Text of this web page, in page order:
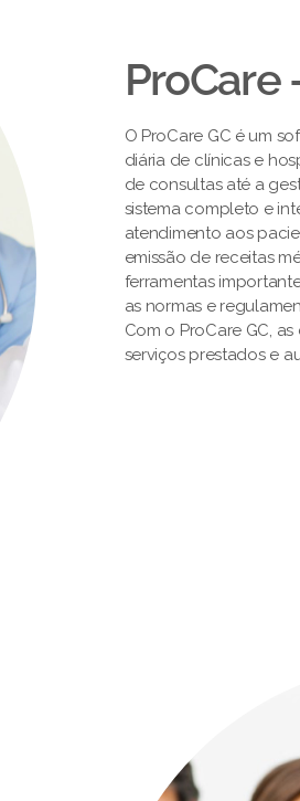
ProCare
O ProCare GC é um
diária de clínicas e
de consultas até a
sistema completo e
atendimento aos
emissão de receitas
ferramentas
as normas e
Com o ProCare GC,
serviços prestados e